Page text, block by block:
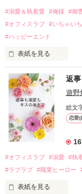
過去の傷から、二度
運命のような再会を
酔った勢いで一夜を
さらに、美桜が初め
『責任をとる、結婚
戸惑う美桜とは裏腹
甘やかしてくる。
そんなある日、哲平
遭っていることを知
美桜を守るため、哲
夏木美桜(なつきみお)
鳴海哲平 (なるみてっ
#溺愛＆執着愛 #俺様 #御
#オフィスラブ #いちゃい
#ハッピーエンド
表紙を見る
おかしな噂を流され
桜は、海外で傷心旅
い、酒の勢いもあり
帰国後、美桜は新し
なんと彼の正体は、
れて起業した新進気
――御影恭司その人
なぜか恭司から飼い
返
遊野
総文
恋愛(
#オフィスラブ #溺愛 #執
#ラブラブ #職業ヒーロー
表紙を見る